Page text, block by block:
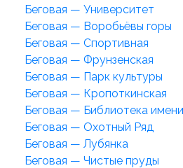
Беговая — Университет
Беговая — Воробьёвы горы
Беговая — Спортивная
Беговая — Фрунзенская
Беговая — Парк культуры
Беговая — Кропоткинская
Беговая — Библиотека
Беговая — Охотный Ряд
Беговая — Лубянка
Беговая — Чистые пруды